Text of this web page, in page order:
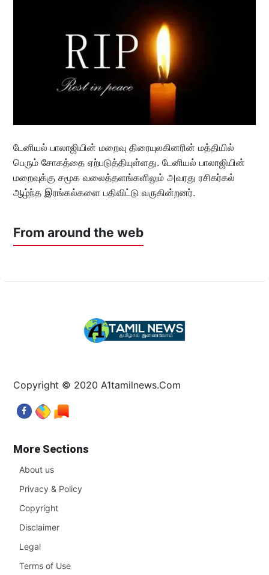
டேனியல் பாலாஜியின் மறைவு திரையுலகினரின் மத்தியில்
பெரும் சோகத்தை ஏற்படுத்தியுள்ளது. டேனியல் பாலாஜியின்
மறைவுக்கு சமூக வலைத்தளங்களிலும் அவரது ரசிகர்கல்
ஆழ்ந்த இரங்கல்களை பதிவிட்டு வருகின்றனர்.
From around the web
Copyright © 2020 A1tamilnews.Com
More Sections
About us
Privacy & Policy
Copyright
Disclaimer
Legal
Terms of Use